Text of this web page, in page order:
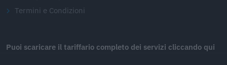
Termini e Condizioni
Puoi scaricare il tariffario completo dei servizi cliccando qui